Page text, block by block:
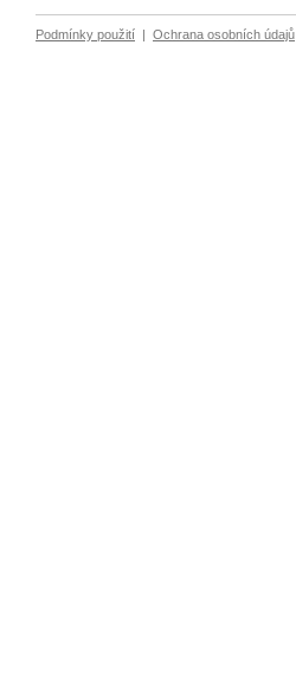
Podmínky použití | Ochrana osobních údajů